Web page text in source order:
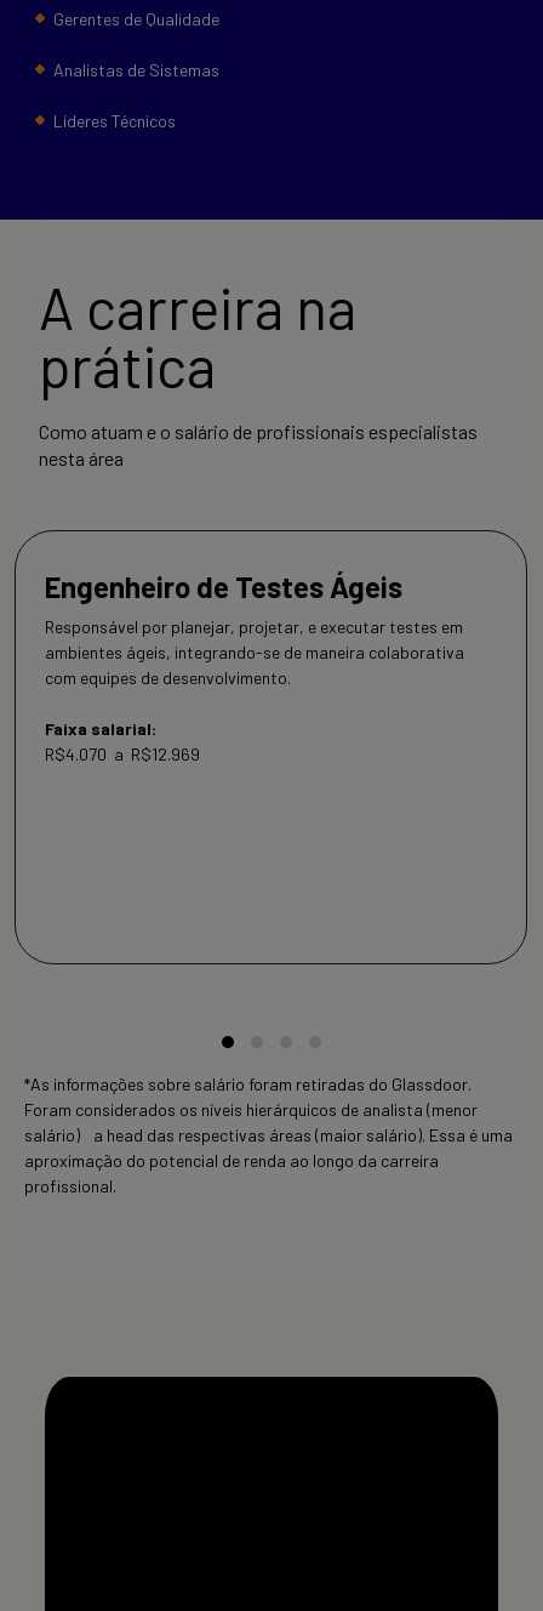
Gerentes de Qualidade
Analistas de Sistemas
Líderes Técnicos
A carreira na
prática
Como atuam e o salário de profissionais especialistas
nesta área
Engenheiro de Testes Ágeis
Responsável por planejar, projetar, e executar testes em
ambientes ágeis, integrando-se de maneira colaborativa
com equipes de desenvolvimento.
Faixa salarial:
R$4.070 a R$12.969
*As informações sobre salário foram retiradas do Glassdoor.
Foram considerados os níveis hierárquicos de analista (menor
salário) a head das respectivas áreas (maior salário). Essa é uma
aproximação do potencial de renda ao longo da carreira
profissional.